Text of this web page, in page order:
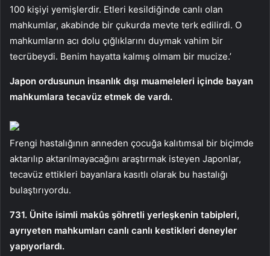
100 kişiyi yemişlerdir. Etleri kesildiğinde canlı olan
mahkumlar, akabinde bir çukurda mevte terk edilirdi. O
mahkumların acı dolu çığlıklarını duymak vahim bir
tecrübeydi. Benim hayatta kalmış olmam bir mucize.’
Japon ordusunun insanlık dışı muameleleri içinde bayan
mahkumlara tecavüz etmek de vardı.
Frengi hastalığının anneden çocuğa kalıtımsal bir biçimde
aktarılıp aktarılmayacağını araştırmak isteyen Japonlar,
tecavüz ettikleri bayanlara kasıtlı olarak bu hastalığı
bulaştırıyordu.
731. Ünite isimli makûs şöhretli yerleşkenin tabipleri,
ayrıyeten mahkumları canlı canlı kestikleri deneyler
yapıyorlardı.